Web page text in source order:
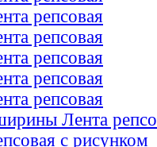
репсовая
репсовая
репсовая
репсовая
репсовая
Лента
с рисунком